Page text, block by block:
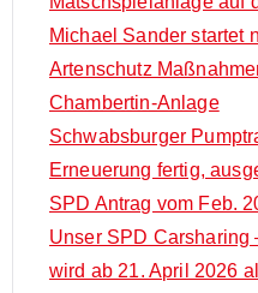
Michael Sander startet
Artenschutz
Chambertin-Anlage
Schwabsburger
Erneuerung fertig,
SPD Antrag vom Feb.
Unser SPD Carsharing
wird ab 21. April 2026